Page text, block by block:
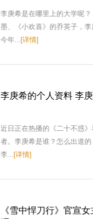
李庚希是在哪里上的大学呢
墨、《小欢喜》的乔英子，
今年...[详情]
李庚希的个人资料 李
近日正在热播的《二十不惑
者。李庚希是谁？怎么出道
李...[详情]
《雪中悍刀行》官宣